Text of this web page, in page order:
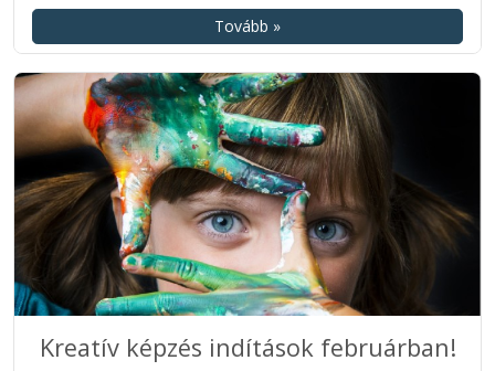
Tovább »
Kreatív képzés indítások februárban!